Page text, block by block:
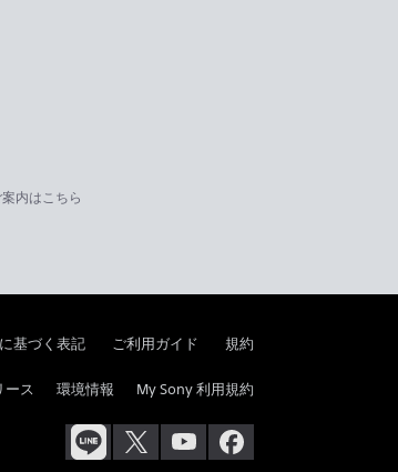
内はこちら
基づく表記 ご利用ガイド 規約
ース 環境情報 My Sony 利用規約